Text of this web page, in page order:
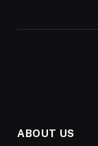
ABOUT US